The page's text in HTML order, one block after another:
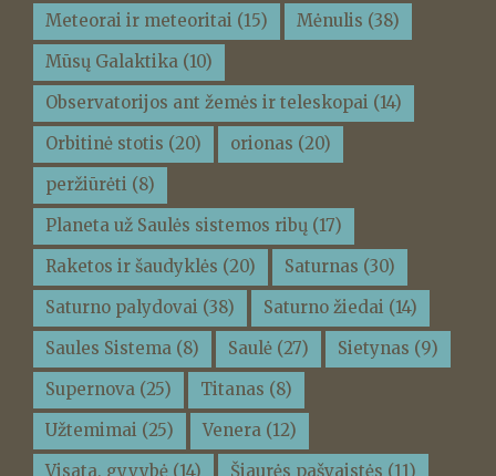
Meteorai ir meteoritai (15) Mėnulis (38)
Mūsų Galaktika (10)
Observatorijos ant žemės ir teleskopai (14)
Orbitinė stotis (20) orionas (20)
peržiūrėti (8)
Planeta už Saulės sistemos ribų (17)
Raketos ir šaudyklės (20) Saturnas (30)
Saturno palydovai (38) Saturno žiedai (14)
Saules Sistema (8) Saulė (27) Sietynas (9)
Supernova (25) Titanas (8)
Užtemimai (25) Venera (12)
Visata, gyvybė (14) Šiaurės pašvaistės (11)